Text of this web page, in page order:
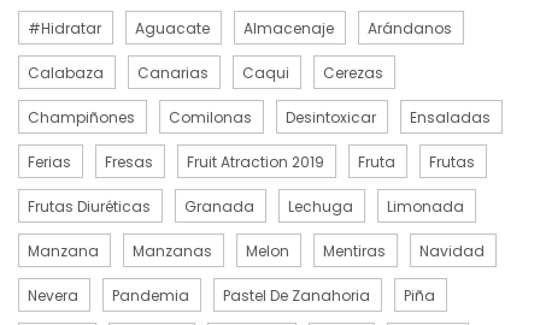
#hidratar Aguacate Almacenaje Arándanos
Calabaza Canarias Caqui Cerezas
Champiñones Comilonas Desintoxicar Ensaladas
Ferias Fresas Fruit Atraction 2019 Fruta Frutas
Frutas Diuréticas Granada Lechuga Limonada
Manzana Manzanas Melon Mentiras Navidad
Nevera Pandemia Pastel De Zanahoria Piña